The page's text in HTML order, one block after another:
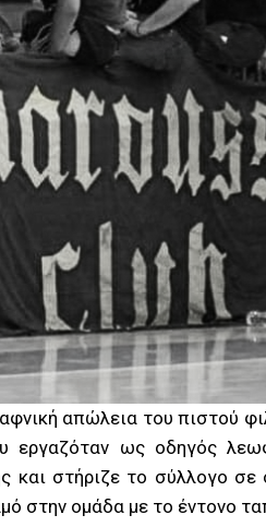
απώλεια του πιστού
εργαζόταν ως οδηγός
και στήριζε το σύλλογο
στην ομάδα με το έντονο